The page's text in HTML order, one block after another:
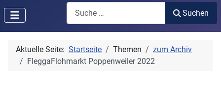
Suchen
Suchen
Aktuelle Seite: Startseite Themen
zum Archiv
FleggaFlohmarkt Poppenweiler 2022